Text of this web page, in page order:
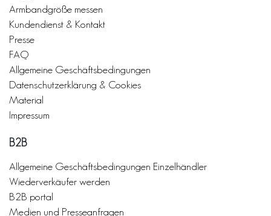
Armbandgröße messen
Kundendienst & Kontakt
Presse
FAQ
Allgemeine Geschäftsbedingungen
Datenschutzerklärung & Cookies
Material
Impressum
B2B
Allgemeine Geschäftsbedingungen Einzelhändler
Wiederverkäufer werden
B2B portal
Medien und Presseanfragen